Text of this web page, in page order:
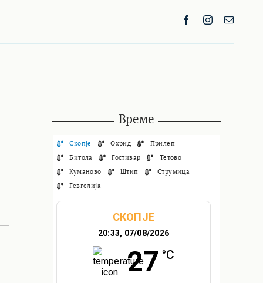
Време
Скопје Охрид
Прилеп
Битола
Гостивар
Тетово
Куманово
Штип
Струмица
Гевгелија
СКОПЈЕ
20:33, 07/08/2026
27 °C